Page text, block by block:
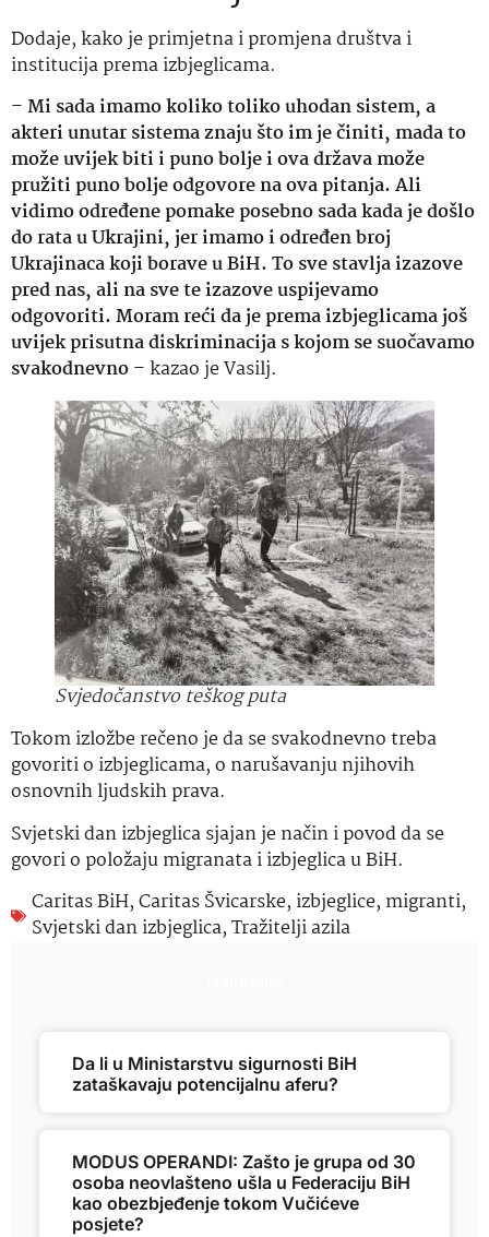
Dodaje, kako je primjetna i promjena društva i
institucija prema izbjeglicama.
–Mi sada imamo koliko toliko uhodan sistem, a
akteri unutar sistema znaju što im je činiti, mada to
može uvijek biti i puno bolje i ova država može
pružiti puno bolje odgovore na ova pitanja. Ali
vidimo određene pomake posebno sada kada je došlo
do rata u Ukrajini, jer imamo i određen broj
Ukrajinaca koji borave u BiH. To sve stavlja izazove
pred nas, ali na sve te izazove uspijevamo
odgovoriti. Moram reći da je prema izbjeglicama još
uvijek prisutna diskriminacija s kojom se suočavamo
svakodnevno– kazao je Vasilj.
Svjedočanstvo teškog puta
Tokom izložbe rečeno je da se svakodnevno treba
govoriti o izbjeglicama, o narušavanju njihovih
osnovnih ljudskih prava.
Svjetski dan izbjeglica sjajan je način i povod da se
govori o položaju migranata i izbjeglica u BiH.
Caritas BiH,Caritas Švicarske, izbjeglice, migranti,
Svjetski dan izbjeglica,Tražitelji azila
Da li u Ministarstvu sigurnosti BiH
zataškavaju potencijalnu aferu?
MODUS OPERANDI: Zašto je grupa od 30
osoba neovlašteno ušla u Federaciju BiH
kao obezbjeđenje tokom Vučićeve
posjete?